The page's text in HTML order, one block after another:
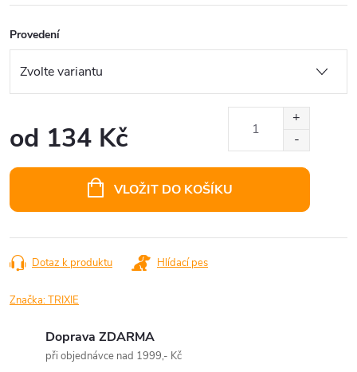
Provedení
od 134 Kč
VLOŽIT DO KOŠÍKU
Dotaz k produktu Hlídací pes
Značka:TRIXIE
Doprava ZDARMA
při objednávce nad 1999,- Kč